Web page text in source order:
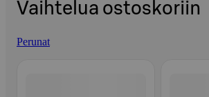
Vaihtelua ostoskoriin
Perunat